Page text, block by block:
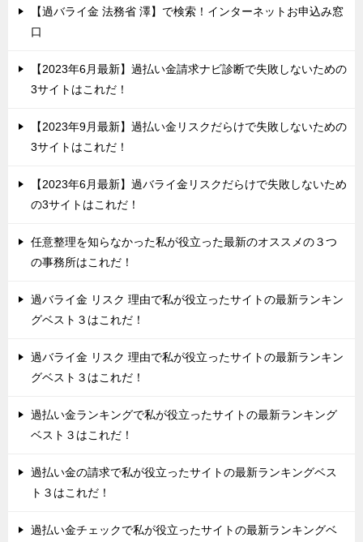
【過バライ金 法務省 澤】で検索！インターネットお申込み窓
口
【2023年6月最新】過払い金請求ナビ診断で失敗しないための
3サイトはこれだ！
【2023年9月最新】過払い金リスクだらけで失敗しないための
3サイトはこれだ！
【2023年6月最新】過バライ金リスクだらけで失敗しないため
の3サイトはこれだ！
任意整理を知らなかった私が役立った最新のオススメの３つ
の事務所はこれだ！
過バライ金 リスク 理由で私が役立ったサイトの最新ランキン
グベスト３はこれだ！
過バライ金 リスク 理由で私が役立ったサイトの最新ランキン
グベスト３はこれだ！
過払い金ランキングで私が役立ったサイトの最新ランキング
ベスト３はこれだ！
過払い金の請求で私が役立ったサイトの最新ランキングベス
ト３はこれだ！
過払い金チェックで私が役立ったサイトの最新ランキングベ